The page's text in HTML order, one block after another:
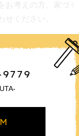
お考えの方、家づ
せください。